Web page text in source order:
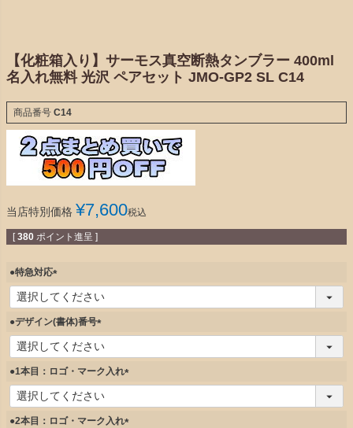
【化粧箱入り】サーモス真空断熱タンブラー 400ml
名入れ無料 光沢 ペアセット JMO-GP2 SL C14
商品番号 C14
当店特別価格 ¥7,600税込
[ 380 ポイント進呈 ]
●特急対応
(
必
須
●デザイン(書体)番号
(
必
須
●1本目：ロゴ・マーク入れ
(
須
●2本目：ロゴ・マーク入れ